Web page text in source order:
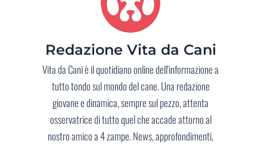
Redazione Vita da Cani
Vita da Cani è il quotidiano online dell'informazione a
tutto tondo sul mondo del cane. Una redazione
giovane e dinamica, sempre sul pezzo, attenta
osservatrice di tutto quel che accade attorno al
nostro amico a 4 zampe. News, approfondimenti,